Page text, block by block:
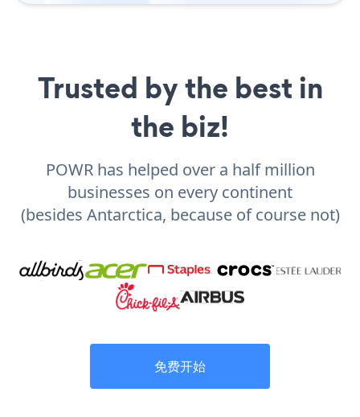
Trusted by the best in
the biz!
POWR has helped over a half million
businesses on every continent
(besides Antarctica, because of course not)
免费开始